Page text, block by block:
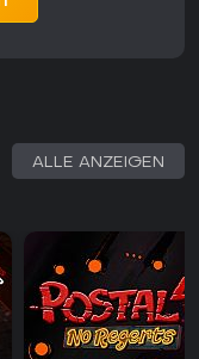
ALLE ANZEIGEN